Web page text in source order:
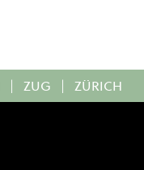
| ZUG | ZÜRICH